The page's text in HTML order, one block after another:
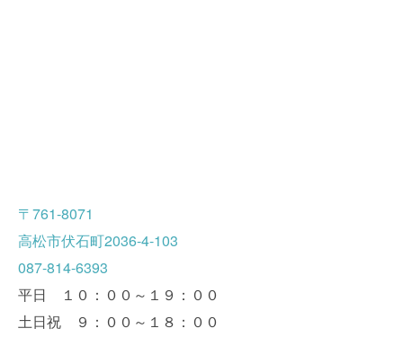
〒761-8071
高松市伏石町2036-4-103
087-814-6393
平日 １０：００～１９：００
土日祝 ９：００～１８：００